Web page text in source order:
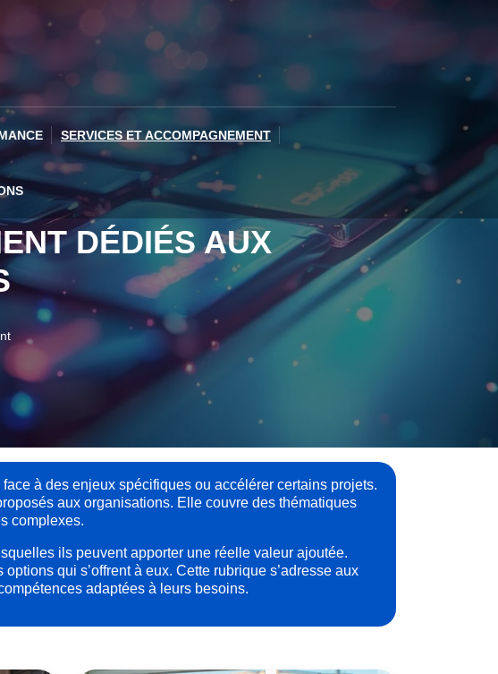
SERVICES ET ACCOMPAGNEMENT
DÉDIÉS AUX
à des enjeux spécifiques ou accélérer certains projets.
aux organisations. Elle couvre des thématiques
complexes.
ils peuvent apporter une réelle valeur ajoutée.
qui s’offrent à eux. Cette rubrique s’adresse aux
adaptées à leurs besoins.